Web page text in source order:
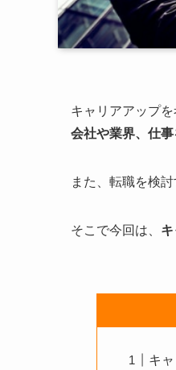
キャリアアップを
会社や業界、仕事
また、転職を検
そこで今回は、
キ